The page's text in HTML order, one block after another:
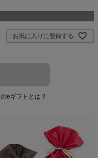
お気に入りに登録する
のeギフトとは？